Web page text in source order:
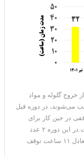
خروج گلوله و مواد
می‌شوند، در دوره قبل
در حین کار برای
نصب چهار عدد شبکه با لبه اضافه وجود نداشت.در این دوره ۲ عدد
شبکه با لبه اضافه در حین کار نصب شده که معادل ۱۱ ساعت توقف